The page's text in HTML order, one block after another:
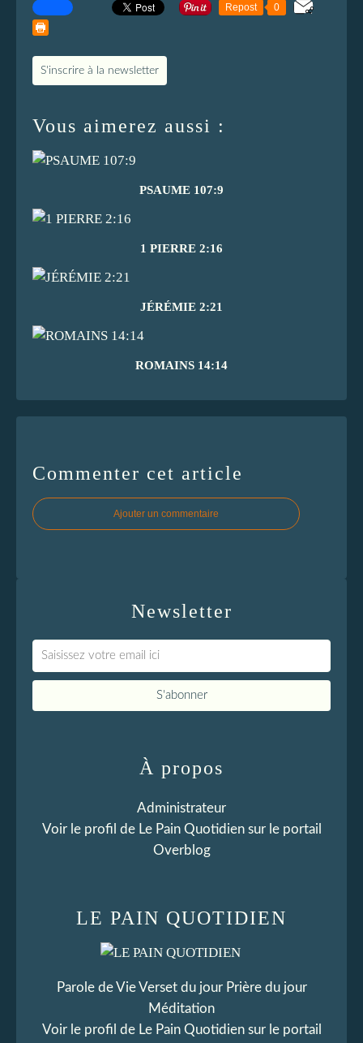
Repost 0
S'inscrire à la newsletter
Vous aimerez aussi :
PSAUME 107:9
1 PIERRE 2:16
JÉRÉMIE 2:21
ROMAINS 14:14
Commenter cet article
Ajouter un commentaire
Newsletter
LE PAIN QUOTIDIEN
Parole de Vie Verset du jour Prière du jour
Méditation
Voir le profil de Le Pain Quotidiensur le portail
À propos
Administrateur
Voir le profil de Le Pain Quotidiensur le portail
Overblog